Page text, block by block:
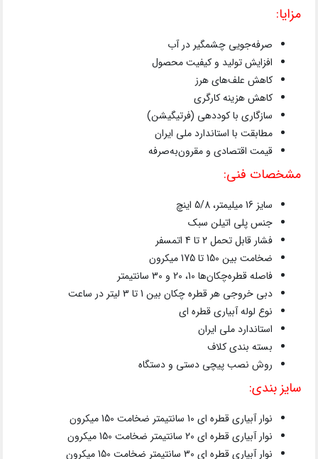
مزایا:
صرفه‌جویی چشمگیر در آب
افزایش تولید و کیفیت محصول
کاهش علف‌های هرز
کاهش هزینه کارگری
سازگاری با کوددهی (فرتیگیشن)
مطابقت با استاندارد ملی ایران
قیمت اقتصادی و مقرون‌به‌صرفه
مشخصات فنی:
سایز 16 میلیمتر، 5/8 اینچ
جنس پلی اتیلن سبک
فشار قابل تحمل 2 تا 4 اتمسفر
ضخامت بین 150 تا 175 میکرون
فاصله قطره‌چکان‌ها 10، 20 و 30 سانتیمتر
دبی خروجی هر قطره چکان بین 1 تا 3 لیتر در ساعت
نوع لوله آبیاری قطره ای
استاندارد ملی ایران
بسته بندی کلاف
روش نصب پیچی دستی و دستگاه
سایز بندی:
نوار آبیاری قطره ای 10 سانتیمتر ضخامت 150 میکرون
نوار آبیاری قطره ای 20 سانتیمتر ضخامت 150 میکرون
نوار آبیاری قطره ای 30 سانتیمتر ضخامت 150 میکرون